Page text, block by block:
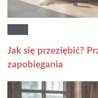
Jak się przeziębić?
zapobiegania